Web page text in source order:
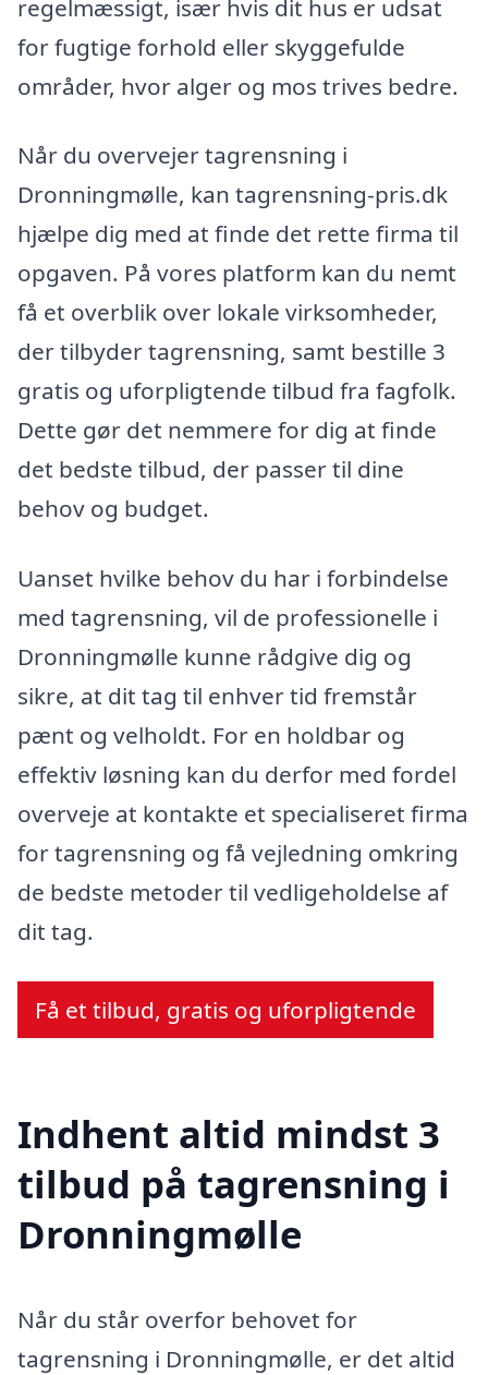
regelmæssigt, især hvis dit hus er udsat
for fugtige forhold eller skyggefulde
områder, hvor alger og mos trives bedre.
Når du overvejer tagrensning i
Dronningmølle, kan tagrensning-pris.dk
hjælpe dig med at finde det rette firma til
opgaven. På vores platform kan du nemt
få et overblik over lokale virksomheder,
der tilbyder tagrensning, samt bestille 3
gratis og uforpligtende tilbud fra fagfolk.
Dette gør det nemmere for dig at finde
det bedste tilbud, der passer til dine
behov og budget.
Uanset hvilke behov du har i forbindelse
med tagrensning, vil de professionelle i
Dronningmølle kunne rådgive dig og
sikre, at dit tag til enhver tid fremstår
pænt og velholdt. For en holdbar og
effektiv løsning kan du derfor med fordel
overveje at kontakte et specialiseret firma
for tagrensning og få vejledning omkring
de bedste metoder til vedligeholdelse af
dit tag.
Få et tilbud, gratis og uforpligtende
Indhent altid mindst 3
tilbud på tagrensning i
Dronningmølle
Når du står overfor behovet for
tagrensning i Dronningmølle, er det altid